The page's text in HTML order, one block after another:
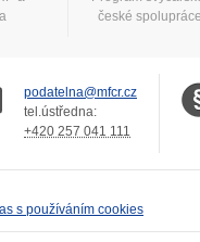
české
podatelna@mfcr.cz
tel.ústředna:
+420 257 041 111
s používáním cookies